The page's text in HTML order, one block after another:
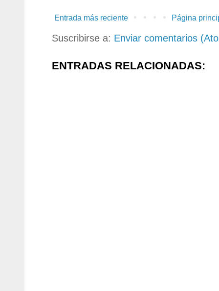
Entrada más reciente Página
Suscribirse a: Enviar comentarios
ENTRADAS RELACIONADAS: